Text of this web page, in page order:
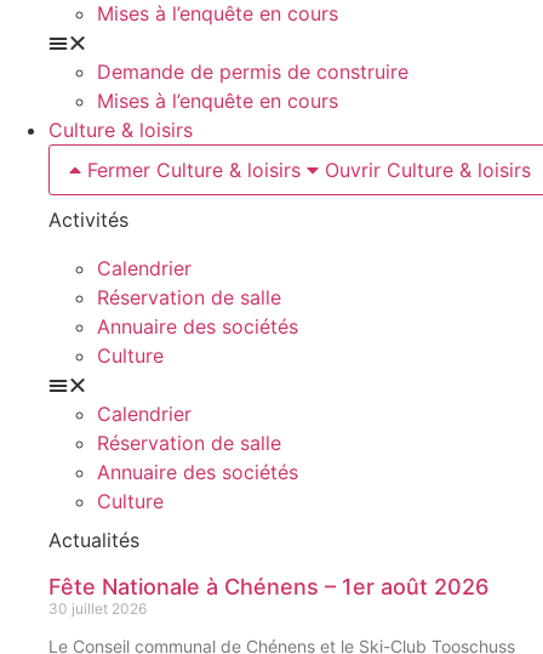
Mises à l’enquête en cours
Demande de permis de construire
Mises à l’enquête en cours
Culture & loisirs
Fermer Culture & loisirs
Ouvrir Culture & loisirs
Activités
Calendrier
Réservation de salle
Annuaire des sociétés
Culture
Calendrier
Réservation de salle
Annuaire des sociétés
Culture
Actualités
Fête Nationale à Chénens – 1er août 2026
30 juillet 2026
Le Conseil communal de Chénens et le Ski-Club Tooschuss